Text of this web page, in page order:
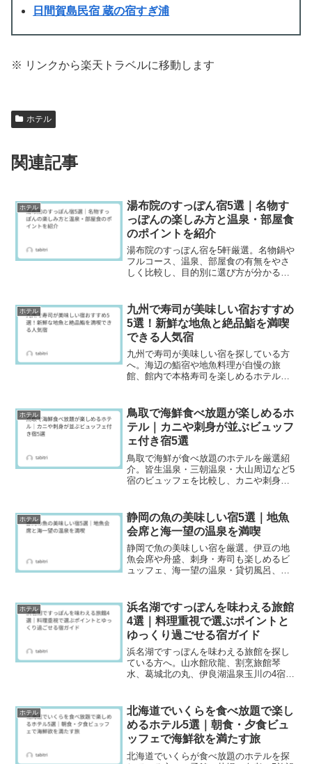
日間賀島民宿 蔵の宿すぎ浦
※ リンクから楽天トラベルに移動します
ホテル
関連記事
ホテル
湯布院のすっぽん宿5選｜名物す
っぽんの楽しみ方と温泉・部屋食
のポイントを紹介
湯布院のすっぽん宿を5軒厳選。名物鍋や
フルコース、温泉、部屋食の有無をやさ
しく比較し、目的別に選び方が分かる実
心。各宿の特徴を簡潔に紹介。
ホテル
九州で寿司が美味しい宿おすすめ
5選！新鮮な地魚と絶品鮨を満喫
できる人気宿
九州で寿司が美味しい宿を探している方
へ。海辺の鮨宿や地魚料理が自慢の旅
館、館内で本格寿司を楽しめるホテルな
ホテル
鳥取で海鮮食べ放題が楽しめるホ
テル｜カニや刺身が並ぶビュッフ
ェ付き宿5選
鳥取で海鮮が食べ放題のホテルを厳選紹
介。皆生温泉・三朝温泉・大山周辺など5
宿のビュッフェを比較し、カニや刺身、
の見分け方、予約前チェック項目も解
説。家族旅行や友達旅にもおすすめ。
ホテル
静岡の魚の美味しい宿5選｜地魚
会席と海一望の温泉を満喫
静岡で魚の美味しい宿を厳選。伊豆の地
魚会席や舟盛、刺身・寿司も楽しめるビ
ュッフェ、海一望の温泉・貸切風呂、個
旅行にもおすすめ。
ホテル
浜名湖ですっぽんを味わえる旅館
4選｜料理重視で選ぶポイントと
ゆっくり過ごせる宿ガイド
浜名湖ですっぽんを味わえる旅館を探し
ている方へ。山水館欣龍、割烹旅館琴
水、葛城北の丸、伊良湖温泉玉川の4宿を
理説明・提供条件を確認するコツも解
説。部屋食や個室、温泉の有無、眺望や
過ごし方まで整理し、料理重視のご褒美
旅に役立つ情報をまとめました。
ホテル
北海道でいくらを食べ放題で楽し
めるホテル5選｜朝食・夕食ビュ
ッフェで海鮮欲を満たす旅
北海道でいくらが食べ放題のホテルを探